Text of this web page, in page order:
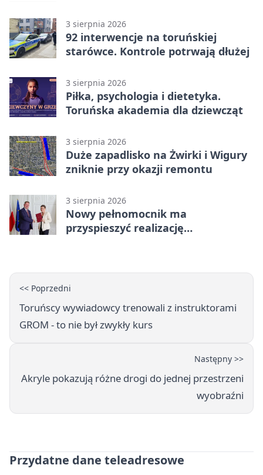
3 sierpnia 2026
92 interwencje na toruńskiej
starówce. Kontrole potrwają dłużej
3 sierpnia 2026
Piłka, psychologia i dietetyka.
Toruńska akademia dla dziewcząt
3 sierpnia 2026
Duże zapadlisko na Żwirki i Wigury
zniknie przy okazji remontu
3 sierpnia 2026
Nowy pełnomocnik ma
przyspieszyć realizację
<< Poprzedni
Toruńscy wywiadowcy trenowali z instruktorami
GROM - to nie był zwykły kurs
Następny >>
Akryle pokazują różne drogi do jednej przestrzeni
wyobraźni
Przydatne dane teleadresowe